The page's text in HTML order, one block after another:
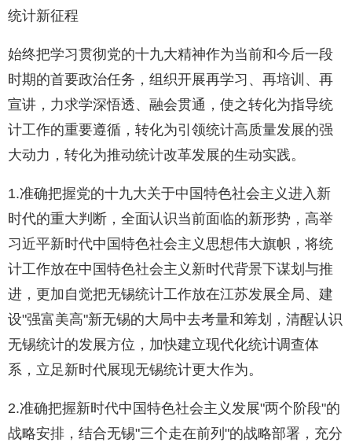
统计新征程
始终把学习贯彻党的十九大精神作为当前和今后一段
时期的首要政治任务，组织开展再学习、再培训、再
宣讲，力求学深悟透、融会贯通，使之转化为指导统
计工作的重要遵循，转化为引领统计高质量发展的强
大动力，转化为推动统计改革发展的生动实践。
1.准确把握党的十九大关于中国特色社会主义进入新
时代的重大判断，全面认识当前面临的新形势，高举
习近平新时代中国特色社会主义思想伟大旗帜，将统
计工作放在中国特色社会主义新时代背景下谋划与推
进，更加自觉把无锡统计工作放在江苏发展全局、建
设"强富美高"新无锡的大局中去考量和筹划，清醒认识
无锡统计的发展方位，加快建立现代化统计调查体
系，立足新时代展现无锡统计更大作为。
2.准确把握新时代中国特色社会主义发展"两个阶段"的
战略安排，结合无锡"三个走在前列"的战略部署，充分